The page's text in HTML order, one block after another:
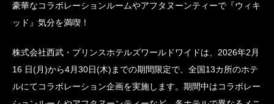
豪華なコラボレーションルームやアフタヌーンティーで『ウィキ
ッド』気分を満喫！
株式会社西武・プリンスホテルズワールドワイドは、2026年2月
16 日(月)から4月30日(木)までの期間限定で、全国13カ所のホテ
ルにてコラボレーション企画を実施します。期間中はコラボレー